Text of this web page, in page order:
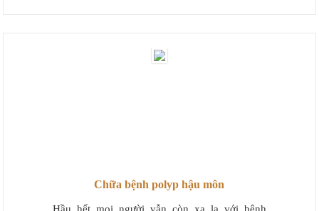
Chữa bệnh polyp hậu môn